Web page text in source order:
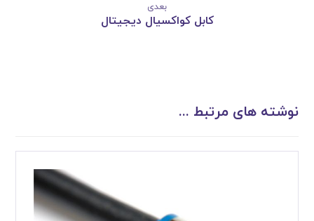
بعدی
کابل کواکسیال دیجیتال
نوشته های مرتبط ...